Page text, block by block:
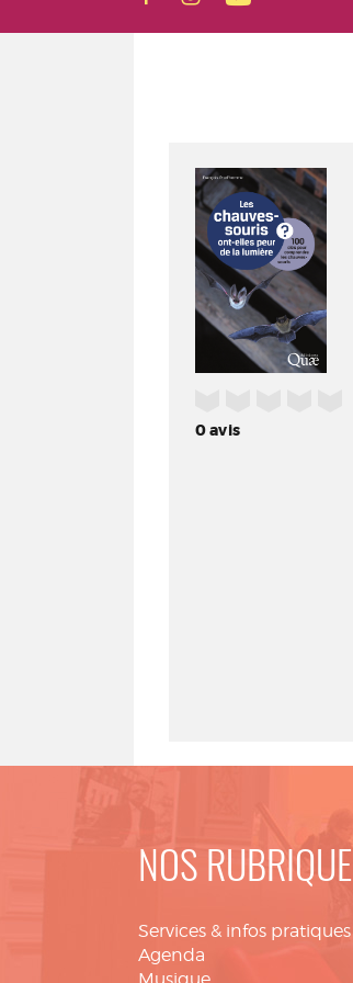
0avis
NOS
Services & infos pratiques
Agenda